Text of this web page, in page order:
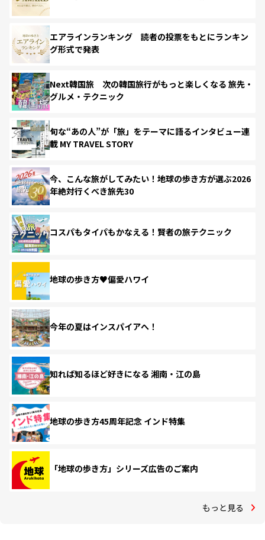
エアラインランキング 読者の投票をもとにランキン
グ形式で発表
Next韓国旅 次の韓国旅行がもっと楽しくなる 旅先・
グルメ・テクニック
旬な“あの人”が「旅」をテーマに語るインタビュー連
載 MY TRAVEL STORY
今、こんな旅がしてみたい！地球の歩き方が選ぶ2026
年絶対行くべき旅先30
コスパもタイパもかなえる！賢者の旅テクニック
地球の歩き方♥偏愛ハワイ
今年の夏はインスパイアへ！
知れば知るほど好きになる 湘南・江の島
地球の歩き方45周年記念 インド特集
「地球の歩き方」シリーズ広告のご案内
もっと見る